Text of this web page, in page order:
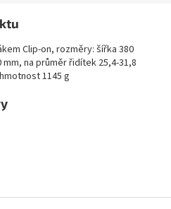
Clip-on, rozměry: šířka 380
na průměr řidítek 25,4-31,8
1145 g